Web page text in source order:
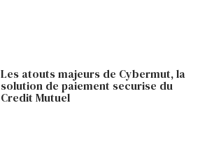
Les atouts majeurs de Cybermut, la
solution de paiement securise du
Credit Mutuel